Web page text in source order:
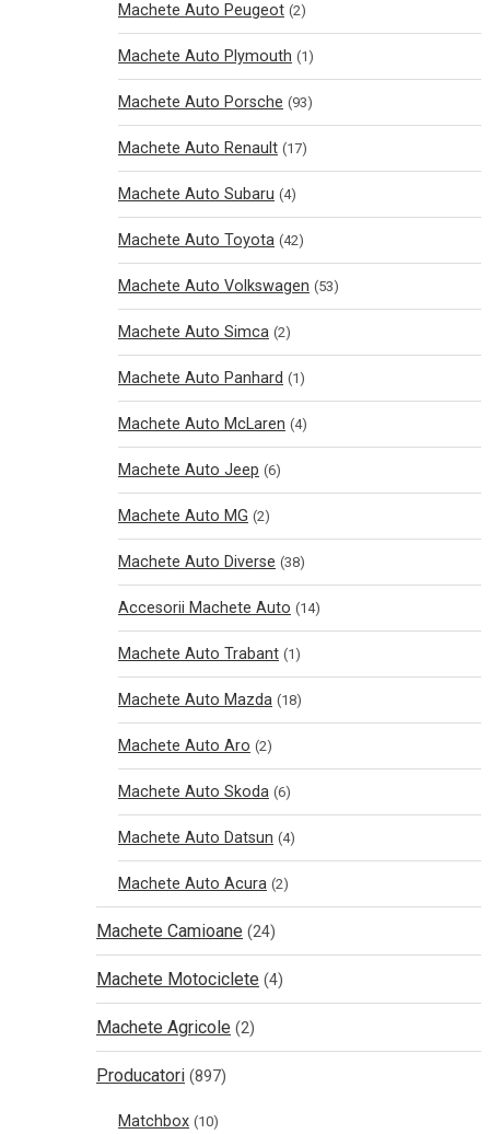
Machete Auto Peugeot (2)
Machete Auto Plymouth (1)
Machete Auto Porsche (93)
Machete Auto Renault (17)
Machete Auto Subaru (4)
Machete Auto Toyota (42)
Machete Auto Volkswagen (53)
Machete Auto Simca (2)
Machete Auto Panhard (1)
Machete Auto McLaren (4)
Machete Auto Jeep (6)
Machete Auto MG (2)
Machete Auto Diverse (38)
Accesorii Machete Auto (14)
Machete Auto Trabant (1)
Machete Auto Mazda (18)
Machete Auto Aro (2)
Machete Auto Skoda (6)
Machete Auto Datsun (4)
Machete Auto Acura (2)
Machete Camioane (24)
Machete Motociclete (4)
Machete Agricole (2)
Producatori (897)
Matchbox (10)